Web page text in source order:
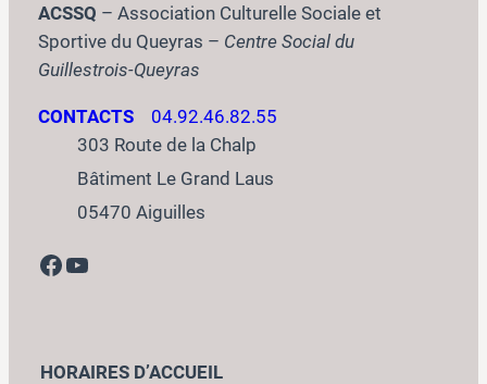
ACSSQ – Association Culturelle Sociale et
Sportive du Queyras – Centre Social du
Guillestrois-Queyras
CONTACTS
04.92.46.82.55
303 Route de la Chalp
Bâtiment Le Grand Laus
05470 Aiguilles
Facebook YouTube
HORAIRES D’ACCUEIL